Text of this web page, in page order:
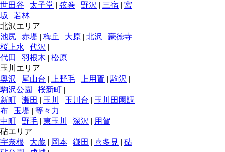
世田谷 | 太子堂 | 弦巻 | 野沢 | 三宿 | 宮
坂 | 若林
北沢エリア
池尻 | 赤堤 | 梅丘 | 大原 | 北沢 | 豪徳寺 |
桜上水 | 代沢 |
代田 | 羽根木 | 松原
玉川エリア
奥沢 | 尾山台 | 上野毛 | 上用賀 | 駒沢 |
駒沢公園 | 桜新町 |
新町 | 瀬田 | 玉川 | 玉川台 | 玉川田園調
布 | 玉堤 | 等々力 |
中町 | 野毛 | 東玉川 | 深沢 | 用賀
砧エリア
宇奈根 | 大蔵 | 岡本 | 鎌田 | 喜多見 | 砧 |